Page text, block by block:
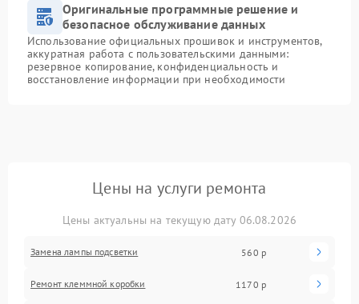
Оригинальные программные решение и
безопасное обслуживание данных
Использование официальных прошивок и инструментов,
аккуратная работа с пользовательскими данными:
резервное копирование, конфиденциальность и
восстановление информации при необходимости
Цены на услуги ремонта
Цены актуальны на текущую дату 06.08.2026
Замена лампы подсветки 560 р
Ремонт клеммной коробки 1170 р